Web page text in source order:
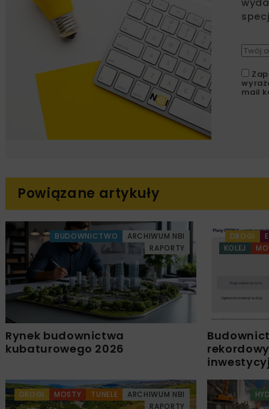
mail
Powiązane artykuły
BUDOWNICTWO
ARCHIWUM NBI
RAPORTY
Rynek budownictwa
kubaturowego 2026
DROGI
KOLEJ
DROGI MOSTY TUNELE
ARCHIWUM NBI
RAPORTY